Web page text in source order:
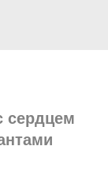
сердцем